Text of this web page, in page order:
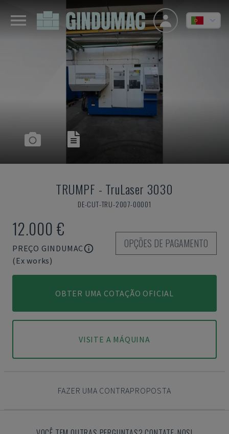
TRUMPF - TruLaser 3030
DE-CUT-TRU-2007-00001
12.000 €
PREÇO GINDUMAC
(Ex works)
OPÇÕES DE PAGAMENTO
OBTER UMA COTAÇÃO OFICIAL
VISITE A MÁQUINA
FAZER UMA CONTRAPROPOSTA